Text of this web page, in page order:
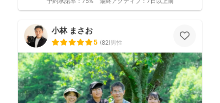
小林 まさお
5 (82)男性